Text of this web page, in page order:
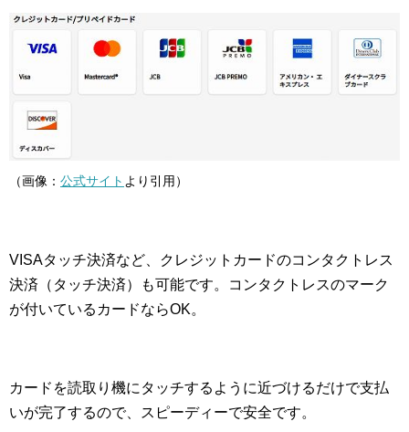
（画像： 公式サイト より引用）
VISAタッチ決済など、クレジットカードのコンタクトレス
決済（タッチ決済）も可能です。コンタクトレスのマーク
が付いているカードならOK。
カードを読取り機にタッチするように近づけるだけで支払
いが完了するので、スピーディーで安全です。